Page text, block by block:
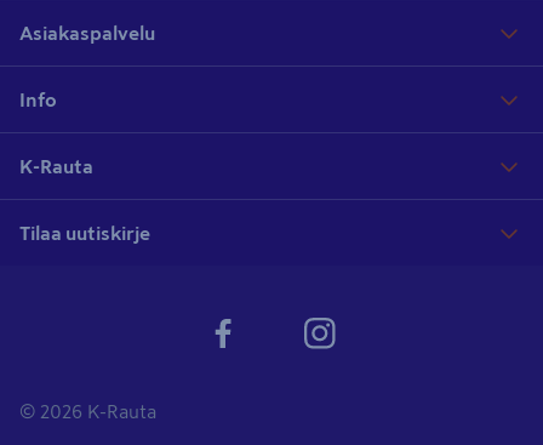
Asiakaspalvelu
Info
K-Rauta
Tilaa uutiskirje
© 2026 K-Rauta